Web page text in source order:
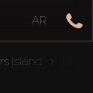
AR
Island